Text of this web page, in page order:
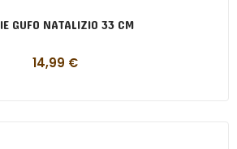
GUFO NATALIZIO 33 CM
14,99 €